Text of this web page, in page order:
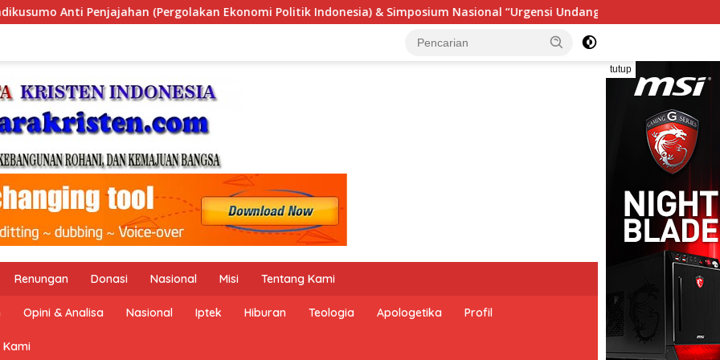
Indonesia) & Simposium Nasional “Urgensi Undang-Undang Perekonomian Nasional dan Kesejahteraan Sosial dalam
tutup
Renungan Donasi Nasional Misi Tentang Kami
Opini & Analisa Nasional Iptek Hiburan Teologia Apologetika Profil
Kami